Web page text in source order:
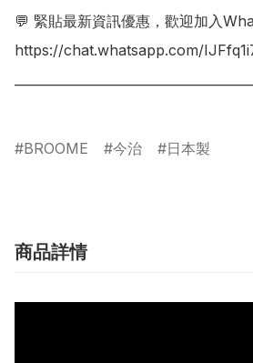
💬 緊貼最新資訊優惠，歡迎加入
https://chat.whatsapp.com/
BROOME 今治 日本製
商品詳情